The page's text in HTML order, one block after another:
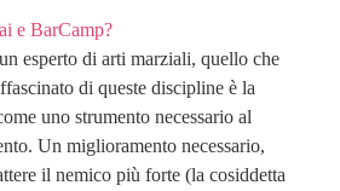
e BarCamp?
esperto di arti marziali, quello che
di queste discipline è la
uno strumento necessario al
Un miglioramento necessario,
il nemico più forte (la cosiddetta